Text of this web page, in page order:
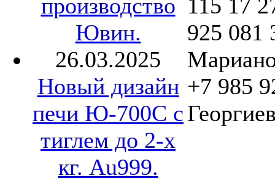
производство
Ювин.
26.03.2025
Новый дизайн
печи Ю-700С с
тиглем до 2-х
кг. Au999.
115 17
925 081
+7 985